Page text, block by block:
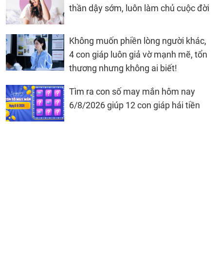
thần dậy sớm, luôn làm chủ cuộc đời
Không muốn phiền lòng người khác,
4 con giáp luôn giả vờ mạnh mẽ, tổn
thương nhưng không ai biết!
Tìm ra con số may mắn hôm nay
6/8/2026 giúp 12 con giáp hái tiền